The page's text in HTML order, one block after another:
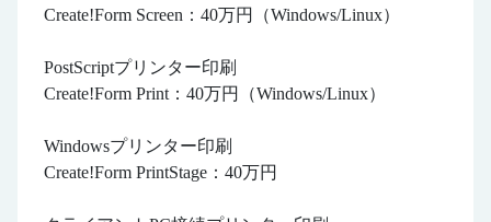
Create!Form Screen：40万円（Windows/Linux）
PostScriptプリンター印刷
Create!Form Print：40万円（Windows/Linux）
Windowsプリンター印刷
Create!Form PrintStage：40万円